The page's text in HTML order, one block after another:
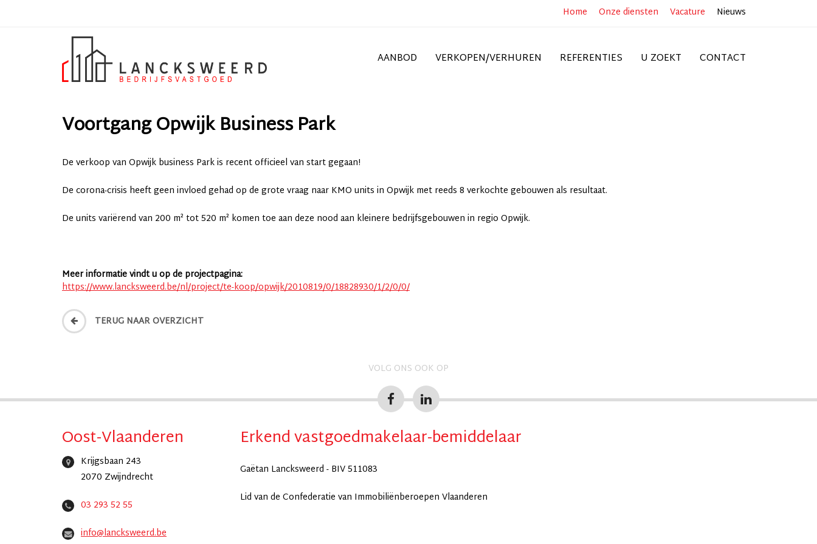
Home Onze diensten Vacature Nieuws
AANBOD VERKOPEN/VERHUREN REFERENTIES U ZOEKT CONTACT
Voortgang Opwijk Business Park
De verkoop van Opwijk business Park is recent officieel van start gegaan!
De corona-crisis heeft geen invloed gehad op de grote vraag naar KMO units in Opwijk met reeds 8 verkochte gebouwen als resultaat.
De units variërend van 200 m² tot 520 m² komen toe aan deze nood aan kleinere bedrijfsgebouwen in regio Opwijk.
Meer informatie vindt u op de projectpagina:
https://www.lancksweerd.be/nl/project/te-koop/opwijk/2010819/0/18828930/1/2/0/0/
TERUG NAAR OVERZICHT
VOLG ONS OOK OP
Oost-Vlaanderen
Krijgsbaan 243
2070 Zwijndrecht
03 293 52 55
info@lancksweerd.be
Erkend vastgoedmakelaar-bemiddelaar
Gaëtan Lancksweerd - BIV 511083
Lid van de Confederatie van Immobiliënberoepen Vlaanderen